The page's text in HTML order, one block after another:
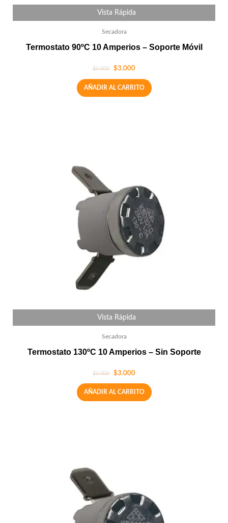
Vista Rápida
Secadora
Termostato 90ºC 10 Amperios – Soporte Móvil
$5.000 $3.000
AÑADIR AL CARRITO
Vista Rápida
Secadora
Termostato 130ºC 10 Amperios – Sin Soporte
$5.000 $3.000
AÑADIR AL CARRITO